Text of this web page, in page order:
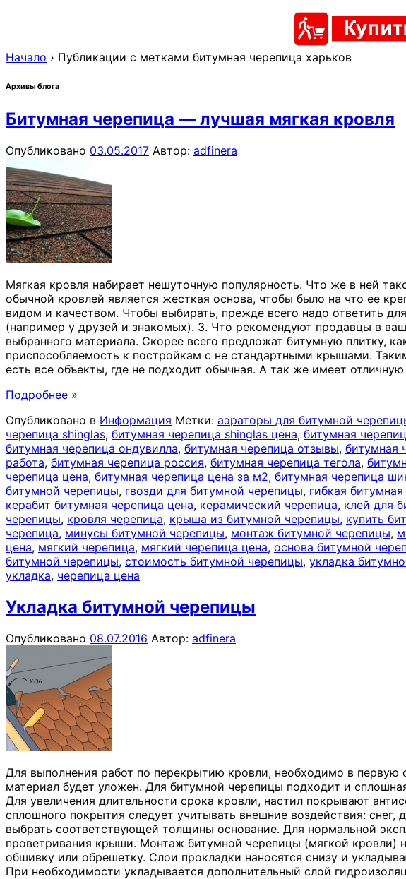
Начало › Публикации с метками битумная черепица харьков
Архивы блога
Битумная черепица — лучшая мягкая кровля
Опубликовано 03.05.2017 Автор: adfinera
Мягкая кровля набирает нешуточную популярность. Что же в ней
обычной кровлей является жесткая основа, чтобы было на что ее
видом и качеством. Чтобы выбирать, прежде всего надо ответить
(например у друзей и знакомых). 3. Что рекомендуют продавцы в
выбранного материала. Скорее всего предложат битумную плитку,
приспособляемость к постройкам с не стандартными крышами.
есть все объекты, где не подходит обычная. А так же имеет
Подробнее »
Опубликовано в Информация Метки: аэраторы для битумной
черепица shinglas, битумная черепица shinglas цена, битумная
битумная черепица ондувилла, битумная черепица отзывы, битумная
работа, битумная черепица россия, битумная черепица тегола,
черепица цена, битумная черепица цена за м2, битумная черепица
битумной черепицы, гвозди для битумной черепицы, гибкая
керабит битумная черепица цена, керамический черепица, клей для
черепицы, кровля черепица, крыша из битумной черепицы, купить
черепица, минусы битумной черепицы, монтаж битумной черепицы,
цена, мягкий черепица, мягкий черепица цена, основа битумной
битумной черепицы, стоимость битумной черепицы, укладка
укладка, черепица цена
Укладка битумной черепицы
Опубликовано 08.07.2016 Автор: adfinera
Для выполнения работ по перекрытию кровли, необходимо в
материал будет уложен. Для битумной черепицы подходит и
Для увеличения длительности срока кровли, настил покрывают
сплошного покрытия следует учитывать внешние воздействия:
выбрать соответствующей толщины основание. Для нормальной
проветривания крыши. Монтаж битумной черепицы (мягкой кровли)
обшивку или обрешетку. Слои прокладки наносятся снизу и
При необходимости укладывается дополнительный слой